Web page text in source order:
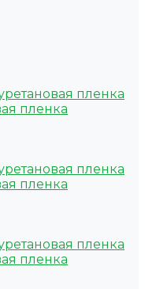
пленка
пленка
пленка
пленка
пленка
пленка